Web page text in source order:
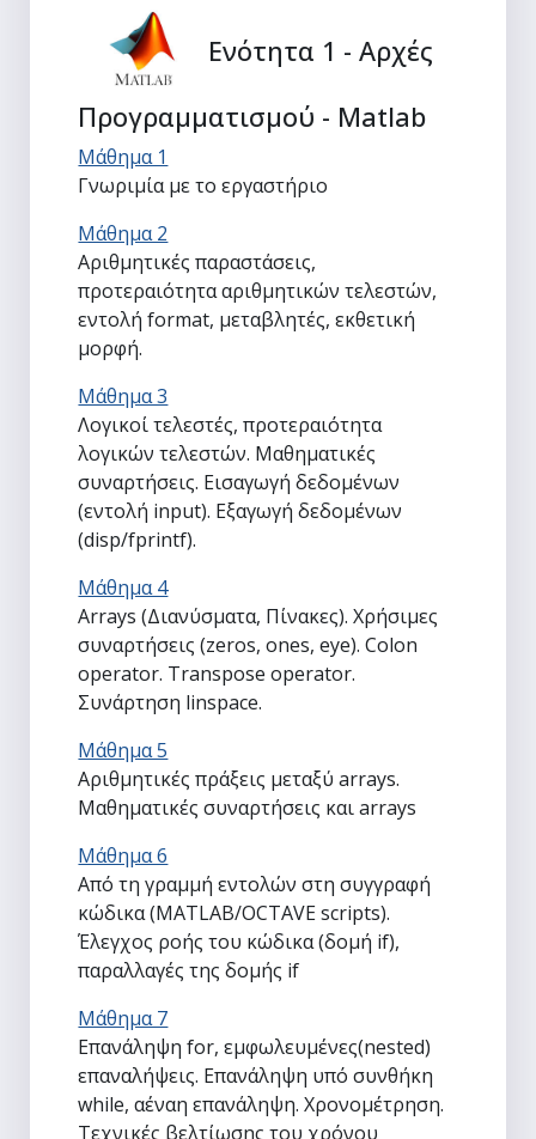
Ενότητα 1 - Αρχές
Προγραμματισμού - Matlab
Μάθημα 1
Γνωριμία με το εργαστήριο
Μάθημα 2
Αριθμητικές παραστάσεις,
προτεραιότητα αριθμητικών τελεστών,
εντολή format, μεταβλητές, εκθετική
μορφή.
Μάθημα 3
Λογικοί τελεστές, προτεραιότητα
λογικών τελεστών. Μαθηματικές
συναρτήσεις. Εισαγωγή δεδομένων
(εντολή input). Εξαγωγή δεδομένων
(disp/fprintf).
Μάθημα 4
Arrays (Διανύσματα, Πίνακες). Χρήσιμες
συναρτήσεις (zeros, ones, eye). Colon
operator. Transpose operator.
Συνάρτηση linspace.
Μάθημα 5
Αριθμητικές πράξεις μεταξύ arrays.
Μαθηματικές συναρτήσεις και arrays
Μάθημα 6
Από τη γραμμή εντολών στη συγγραφή
κώδικα (MATLAB/OCTAVE scripts).
Έλεγχος ροής του κώδικα (δομή if),
παραλλαγές της δομής if
Μάθημα 7
Επανάληψη for, εμφωλευμένες(nested)
επαναλήψεις. Επανάληψη υπό συνθήκη
while, αέναη επανάληψη. Χρονομέτρηση.
Τεχνικές βελτίωσης του χρόνου